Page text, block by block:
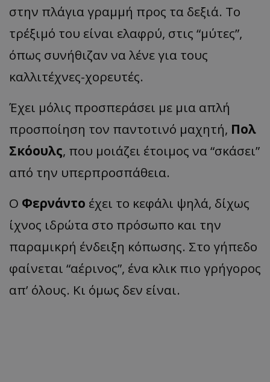
στην πλάγια γραμμή προς τα δεξιά. Το
τρέξιμό του είναι ελαφρύ, στις “μύτες”,
όπως συνήθιζαν να λένε για τους
καλλιτέχνες-χορευτές.
Έχει μόλις προσπεράσει με μια απλή
προσποίηση τον παντοτινό μαχητή, Πολ
Σκόουλς, που μοιάζει έτοιμος να “σκάσει”
από την υπερπροσπάθεια.
Ο Φερνάντο έχει το κεφάλι ψηλά, δίχως
ίχνος ιδρώτα στο πρόσωπο και την
παραμικρή ένδειξη κόπωσης. Στο γήπεδο
φαίνεται “αέρινος”, ένα κλικ πιο γρήγορος
απ’ όλους. Κι όμως δεν είναι.